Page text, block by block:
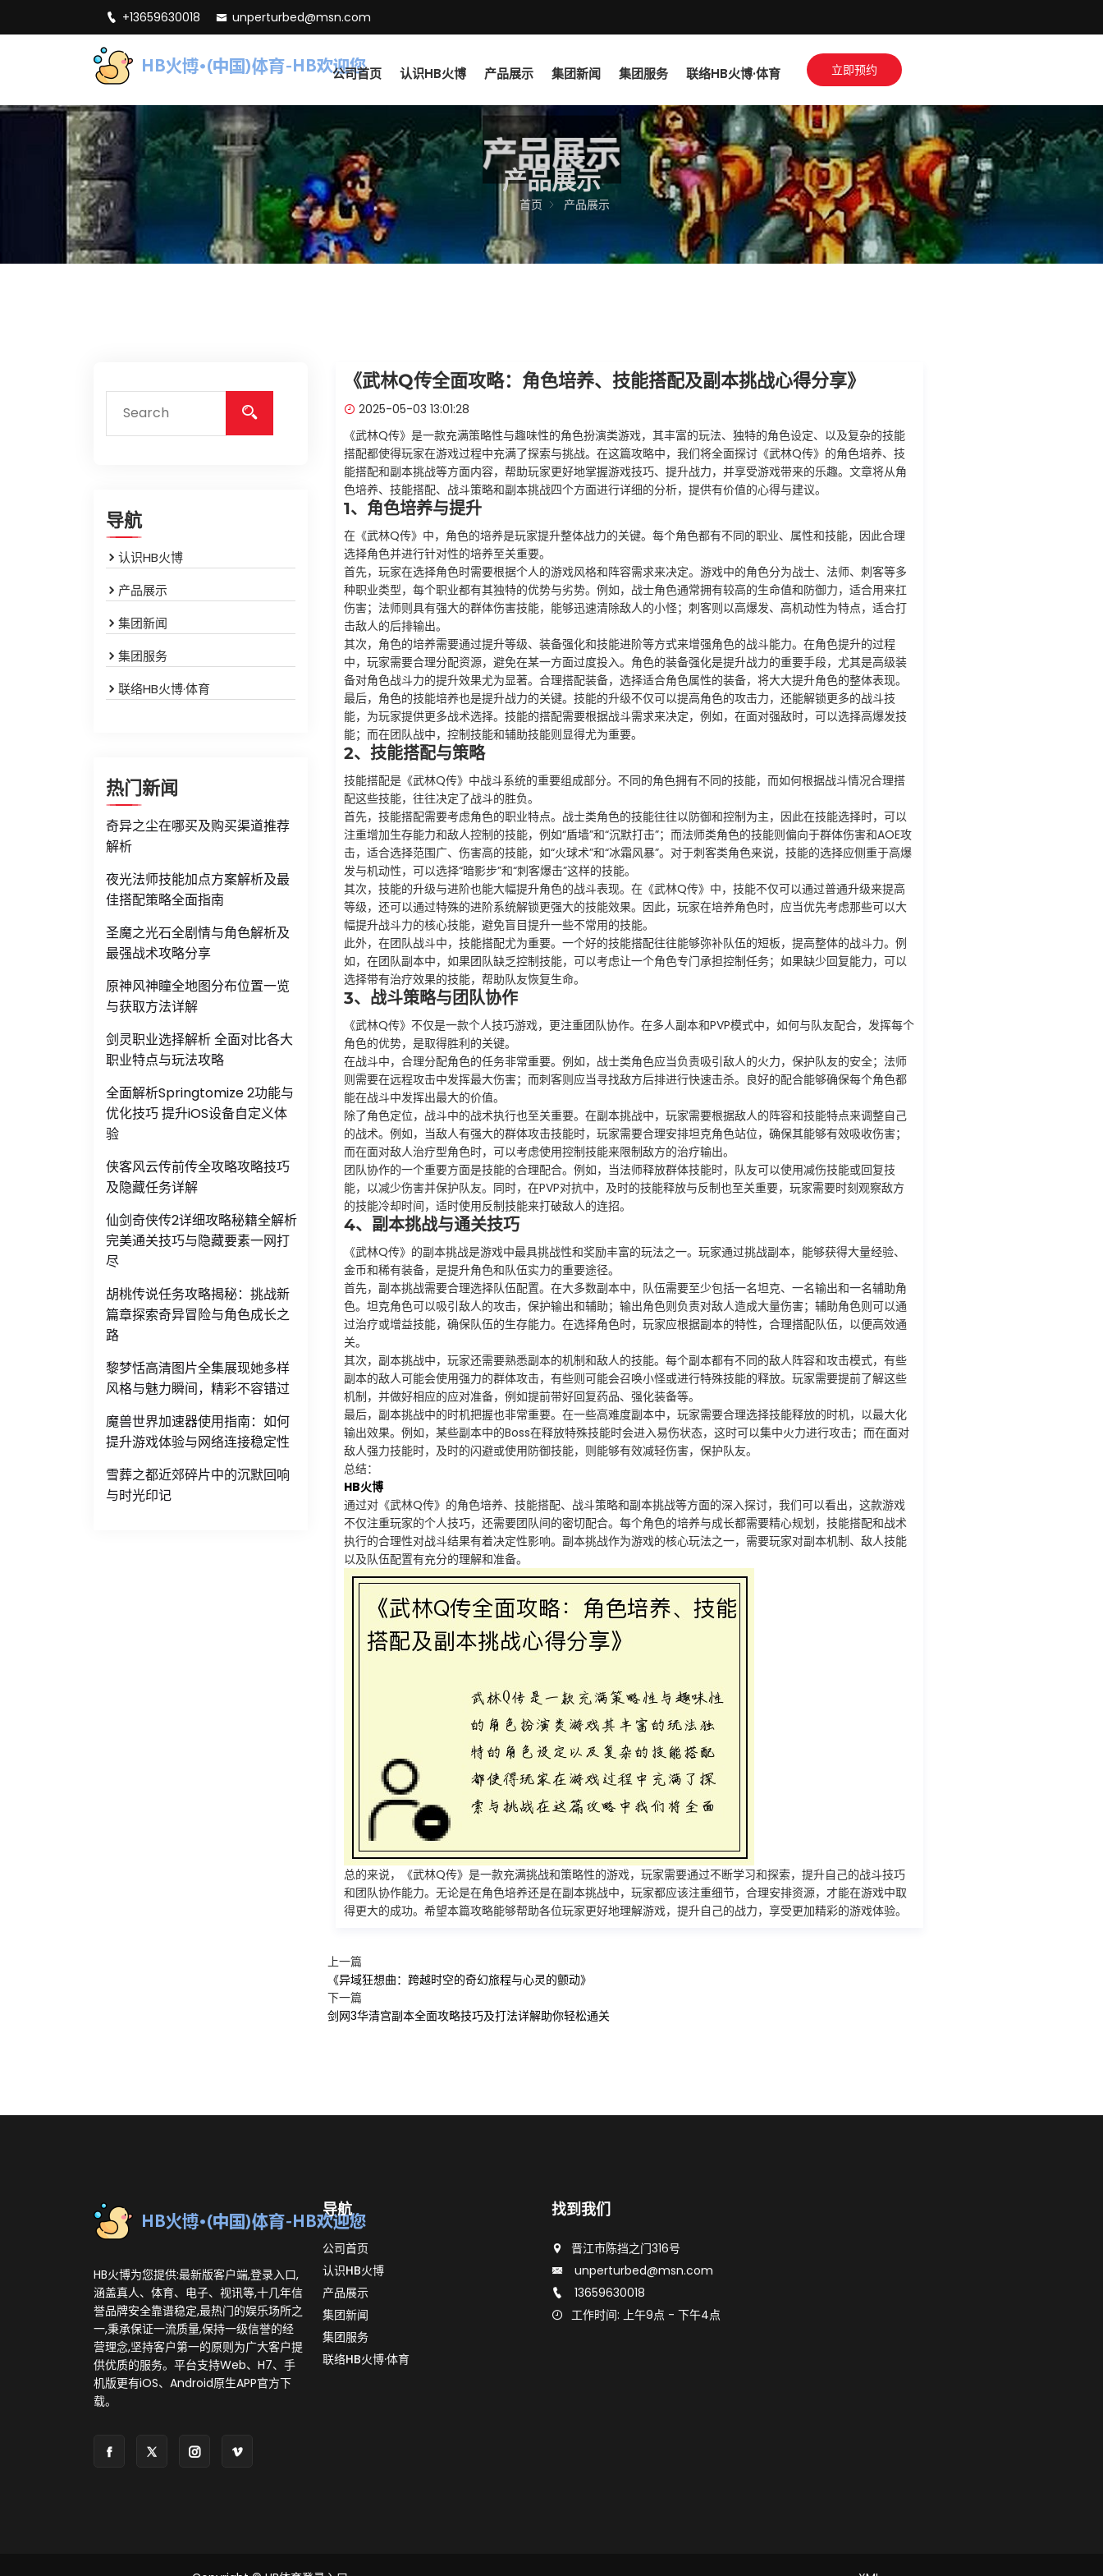
+13659630018 unperturbed@msn.com
公司首页 认识HB火博 产品展示 集团新闻 集团服务 联络HB火博·体育 立即预约
产品展示
首页 产品展示
导航
认识HB火博
产品展示
集团新闻
集团服务
联络HB火博·体育
热门新闻
奇异之尘在哪买及购买渠道推荐
解析
夜光法师技能加点方案解析及最
佳搭配策略全面指南
圣魔之光石全剧情与角色解析及
最强战术攻略分享
原神风神瞳全地图分布位置一览
与获取方法详解
剑灵职业选择解析 全面对比各大
职业特点与玩法攻略
全面解析Springtomize 2功能与
优化技巧 提升iOS设备自定义体
验
侠客风云传前传全攻略攻略技巧
及隐藏任务详解
仙剑奇侠传2详细攻略秘籍全解析
完美通关技巧与隐藏要素一网打
尽
胡桃传说任务攻略揭秘：挑战新
篇章探索奇异冒险与角色成长之
路
黎梦恬高清图片全集展现她多样
风格与魅力瞬间，精彩不容错过
魔兽世界加速器使用指南：如何
提升游戏体验与网络连接稳定性
雪葬之都近郊碎片中的沉默回响
与时光印记
《武林Q传全面攻略：角色培养、技能搭配及副本挑战心得分享》
2025-05-03 13:01:28
《武林Q传》是一款充满策略性与趣味性的角色扮演类游戏，其丰富的玩法、独特的角色设定、以及复杂的技能
搭配都使得玩家在游戏过程中充满了探索与挑战。在这篇攻略中，我们将全面探讨《武林Q传》的角色培养、技
能搭配和副本挑战等方面内容，帮助玩家更好地掌握游戏技巧、提升战力，并享受游戏带来的乐趣。文章将从角
色培养、技能搭配、战斗策略和副本挑战四个方面进行详细的分析，提供有价值的心得与建议。
1、角色培养与提升
在《武林Q传》中，角色的培养是玩家提升整体战力的关键。每个角色都有不同的职业、属性和技能，因此合理
选择角色并进行针对性的培养至关重要。
首先，玩家在选择角色时需要根据个人的游戏风格和阵容需求来决定。游戏中的角色分为战士、法师、刺客等多
种职业类型，每个职业都有其独特的优势与劣势。例如，战士角色通常拥有较高的生命值和防御力，适合用来扛
伤害；法师则具有强大的群体伤害技能，能够迅速清除敌人的小怪；刺客则以高爆发、高机动性为特点，适合打
击敌人的后排输出。
其次，角色的培养需要通过提升等级、装备强化和技能进阶等方式来增强角色的战斗能力。在角色提升的过程
中，玩家需要合理分配资源，避免在某一方面过度投入。角色的装备强化是提升战力的重要手段，尤其是高级装
备对角色战斗力的提升效果尤为显著。合理搭配装备，选择适合角色属性的装备，将大大提升角色的整体表现。
最后，角色的技能培养也是提升战力的关键。技能的升级不仅可以提高角色的攻击力，还能解锁更多的战斗技
能，为玩家提供更多战术选择。技能的搭配需要根据战斗需求来决定，例如，在面对强敌时，可以选择高爆发技
能；而在团队战中，控制技能和辅助技能则显得尤为重要。
2、技能搭配与策略
技能搭配是《武林Q传》中战斗系统的重要组成部分。不同的角色拥有不同的技能，而如何根据战斗情况合理搭
配这些技能，往往决定了战斗的胜负。
首先，技能搭配需要考虑角色的职业特点。战士类角色的技能往往以防御和控制为主，因此在技能选择时，可以
注重增加生存能力和敌人控制的技能，例如“盾墙”和“沉默打击”；而法师类角色的技能则偏向于群体伤害和AOE攻
击，适合选择范围广、伤害高的技能，如“火球术”和“冰霜风暴”。对于刺客类角色来说，技能的选择应侧重于高爆
发与机动性，可以选择“暗影步”和“刺客爆击”这样的技能。
其次，技能的升级与进阶也能大幅提升角色的战斗表现。在《武林Q传》中，技能不仅可以通过普通升级来提高
等级，还可以通过特殊的进阶系统解锁更强大的技能效果。因此，玩家在培养角色时，应当优先考虑那些可以大
幅提升战斗力的核心技能，避免盲目提升一些不常用的技能。
此外，在团队战斗中，技能搭配尤为重要。一个好的技能搭配往往能够弥补队伍的短板，提高整体的战斗力。例
如，在团队副本中，如果团队缺乏控制技能，可以考虑让一个角色专门承担控制任务；如果缺少回复能力，可以
选择带有治疗效果的技能，帮助队友恢复生命。
3、战斗策略与团队协作
《武林Q传》不仅是一款个人技巧游戏，更注重团队协作。在多人副本和PVP模式中，如何与队友配合，发挥每个
角色的优势，是取得胜利的关键。
在战斗中，合理分配角色的任务非常重要。例如，战士类角色应当负责吸引敌人的火力，保护队友的安全；法师
则需要在远程攻击中发挥最大伤害；而刺客则应当寻找敌方后排进行快速击杀。良好的配合能够确保每个角色都
能在战斗中发挥出最大的价值。
除了角色定位，战斗中的战术执行也至关重要。在副本挑战中，玩家需要根据敌人的阵容和技能特点来调整自己
的战术。例如，当敌人有强大的群体攻击技能时，玩家需要合理安排坦克角色站位，确保其能够有效吸收伤害；
而在面对敌人治疗型角色时，可以考虑使用控制技能来限制敌方的治疗输出。
团队协作的一个重要方面是技能的合理配合。例如，当法师释放群体技能时，队友可以使用减伤技能或回复技
能，以减少伤害并保护队友。同时，在PVP对抗中，及时的技能释放与反制也至关重要，玩家需要时刻观察敌方
的技能冷却时间，适时使用反制技能来打破敌人的连招。
4、副本挑战与通关技巧
《武林Q传》的副本挑战是游戏中最具挑战性和奖励丰富的玩法之一。玩家通过挑战副本，能够获得大量经验、
金币和稀有装备，是提升角色和队伍实力的重要途径。
首先，副本挑战需要合理选择队伍配置。在大多数副本中，队伍需要至少包括一名坦克、一名输出和一名辅助角
色。坦克角色可以吸引敌人的攻击，保护输出和辅助；输出角色则负责对敌人造成大量伤害；辅助角色则可以通
过治疗或增益技能，确保队伍的生存能力。在选择角色时，玩家应根据副本的特性，合理搭配队伍，以便高效通
关。
其次，副本挑战中，玩家还需要熟悉副本的机制和敌人的技能。每个副本都有不同的敌人阵容和攻击模式，有些
副本的敌人可能会使用强力的群体攻击，有些则可能会召唤小怪或进行特殊技能的释放。玩家需要提前了解这些
机制，并做好相应的应对准备，例如提前带好回复药品、强化装备等。
最后，副本挑战中的时机把握也非常重要。在一些高难度副本中，玩家需要合理选择技能释放的时机，以最大化
输出效果。例如，某些副本中的Boss在释放特殊技能时会进入易伤状态，这时可以集中火力进行攻击；而在面对
敌人强力技能时，及时的闪避或使用防御技能，则能够有效减轻伤害，保护队友。
总结：
HB火博
通过对《武林Q传》的角色培养、技能搭配、战斗策略和副本挑战等方面的深入探讨，我们可以看出，这款游戏
不仅注重玩家的个人技巧，还需要团队间的密切配合。每个角色的培养与成长都需要精心规划，技能搭配和战术
执行的合理性对战斗结果有着决定性影响。副本挑战作为游戏的核心玩法之一，需要玩家对副本机制、敌人技能
以及队伍配置有充分的理解和准备。
总的来说，《武林Q传》是一款充满挑战和策略性的游戏，玩家需要通过不断学习和探索，提升自己的战斗技巧
和团队协作能力。无论是在角色培养还是在副本挑战中，玩家都应该注重细节，合理安排资源，才能在游戏中取
得更大的成功。希望本篇攻略能够帮助各位玩家更好地理解游戏，提升自己的战力，享受更加精彩的游戏体验。
上一篇
《异域狂想曲：跨越时空的奇幻旅程与心灵的颤动》
下一篇
剑网3华清宫副本全面攻略技巧及打法详解助你轻松通关
HB火博为您提供:最新版客户端,登录入口,
涵盖真人、体育、电子、视讯等,十几年信
誉品牌安全靠谱稳定,最热门的娱乐场所之
一,秉承保证一流质量,保持一级信誉的经
营理念,坚持客户第一的原则为广大客户提
供优质的服务。平台支持Web、H7、手
机版更有iOS、Android原生APP官方下
载。
导航
公司首页
认识HB火博
产品展示
集团新闻
集团服务
联络HB火博·体育
找到我们
晋江市陈挡之门316号
unperturbed@msn.com
13659630018
工作时间: 上午9点 - 下午4点